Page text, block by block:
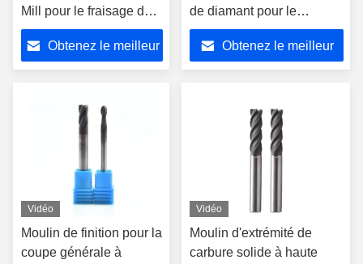
Mill pour le fraisage des
métaux de haute
précision
Obtenez le meilleur
de diamant pour le
graphite, coupeuse de
fraisage en spirale CNC
routeur Bits Généraux de
Obtenez le meilleur
Vidéo
Moulin de finition pour la
coupe générale à
Vidéo
Moulin d'extrémité de
carbure solide à haute